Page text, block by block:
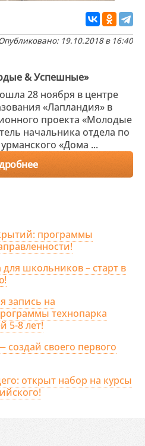
19.10.2018 в 16:40
& Успешные»
28 ноября в центре
«Лапландия» в
проекта «Молодые
начальника отдела по
«Дома ...
программы
школьников – старт в
запись на
технопарка
5-8 лет!
создай своего первого
открыт набор на курсы